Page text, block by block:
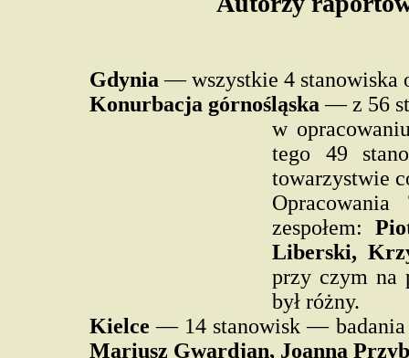
Gdynia — wszystkie 4 stanowiska
Konurbacja górnośląska — z 56
w
tego 49
towarzystwie
zespołem:
Liberski,
przy czym na
był różny.
Kielce — 14 stanowisk — badania
Mariusz Gwardjan, Joanna